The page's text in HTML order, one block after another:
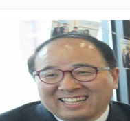
읽기”가 있다. 미국 및 캐나다에서
육과 기독교학교, 교회교회의 실
관심분야로 연구하고 있다.
Christian Education for the
on Parker Palmer's
커 팔머 전공자로 알려져 있다.
름다운교회의 담임목사로 사